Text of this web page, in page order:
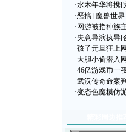
·水木年华将携[
·恶搞 [魔兽世
· 网游被指种族
·失意导演执导[
·孩子元旦狂上
·大胆小偷潜入
·46亿游戏币一
·武汉传奇命案
·变态色魔模仿